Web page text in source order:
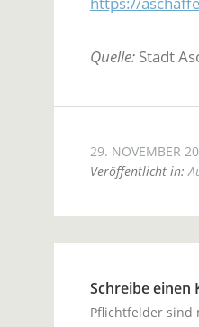
Quelle:Stadt
29. NOVEMBER
Veröffentlicht in:
Schreibe einen
Pflichtfelder sind